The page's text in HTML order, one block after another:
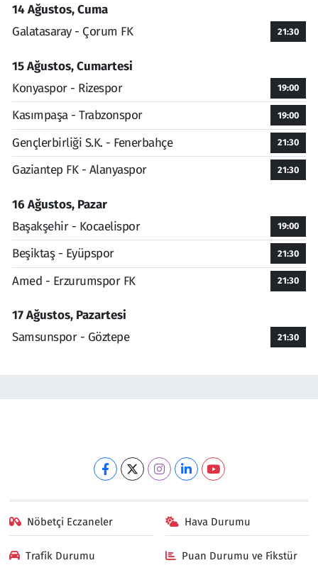
14 Ağustos, Cuma
Galatasaray - Çorum FK
21:30
15 Ağustos, Cumartesi
Konyaspor - Rizespor
19:00
Kasımpaşa - Trabzonspor 19:00
Gençlerbirliği S.K. - Fenerbahçe 21:30
Gaziantep FK - Alanyaspor 21:30
16 Ağustos, Pazar
Başakşehir - Kocaelispor
19:00
Beşiktaş - Eyüpspor 21:30
Amed - Erzurumspor FK 21:30
17 Ağustos, Pazartesi
Samsunspor - Göztepe
21:30
Nöbetçi Eczaneler Hava Durumu
Trafik Durumu Puan Durumu ve Fikstür